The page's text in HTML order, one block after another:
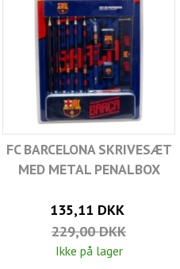
FC BARCELONA SKRIVESÆT
MED METAL PENALBOX
135,11 DKK
229,00 DKK
Ikke på lager